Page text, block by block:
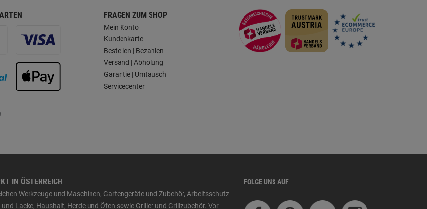
FRAGEN ZUM SHOP
Mein Konto
Kundenkarte
Bestellen | Bezahlen
Versand | Abholung
Garantie | Umtausch
Servicecenter
IN ÖSTERREICH
Werkzeuge und Maschinen, Gartengeräte und Zubehör, Arbeitsschutz
Lacke, Haushalt, Herde und Öfen sowie Griller und Grillzubehör. Vor
FOLGE UNS AUF